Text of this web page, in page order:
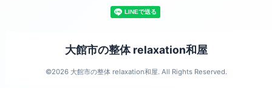
大館市の整体 relaxation和屋
©2026 大館市の整体 relaxation和屋. All Rights Reserved.